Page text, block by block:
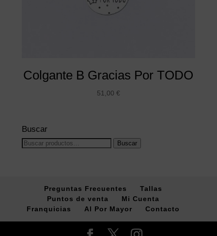
Colgante B Gracias Por TODO
51,00 €
Buscar
Buscar
Buscar
Preguntas Frecuentes
Tallas
Puntos de venta
Mi Cuenta
Franquicias
Al Por Mayor Contacto